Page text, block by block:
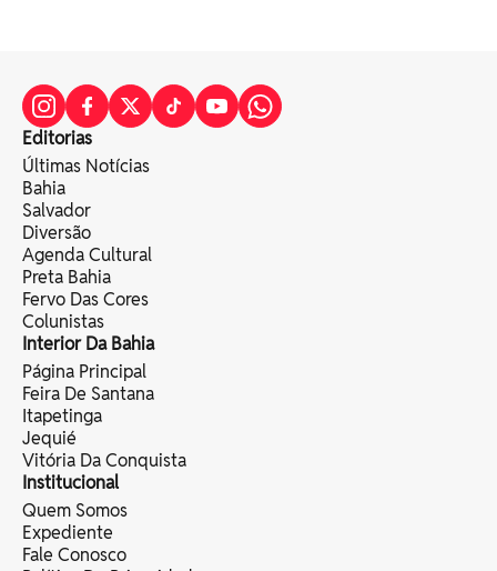
Editorias
Últimas Notícias
Bahia
Salvador
Diversão
Agenda Cultural
Preta Bahia
Fervo Das Cores
Colunistas
Interior Da Bahia
Página Principal
Feira De Santana
Itapetinga
Jequié
Vitória Da Conquista
Institucional
Quem Somos
Expediente
Fale Conosco